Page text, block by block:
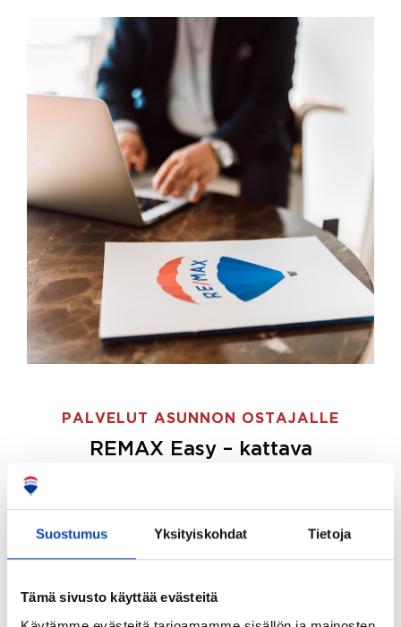
Suostumus Yksityiskohdat Tietoja
Tämä sivusto käyttää evästeitä
PALVELUT ASUNNON OSTAJALLE
REMAX Easy – kattava
ostajille.
Tee ostotoimeksianto ja etsimme juuri